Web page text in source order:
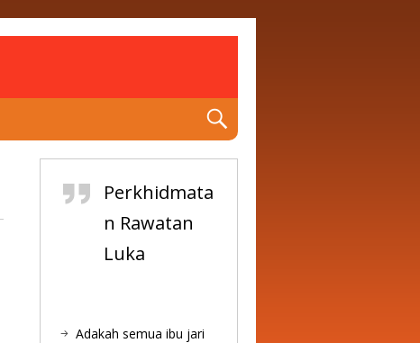
Perkhidmata
n Rawatan
Luka
Adakah semua ibu jari